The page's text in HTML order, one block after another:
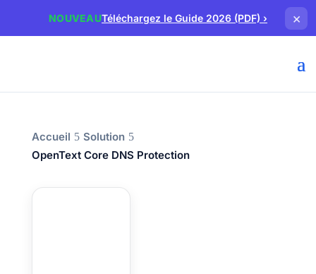
NOUVEAUTéléchargez le Guide 2026 (PDF)› ×
Accueil
Solution
OpenText Core DNS Protection